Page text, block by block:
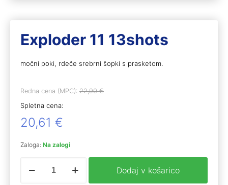
Exploder 11 13shots
močni poki, rdeče srebrni šopki s prasketom.
Redna cena (MPC): 22,90€
Spletna cena:
20,61 €
Zaloga: Na zalogi
Dodaj v košarico